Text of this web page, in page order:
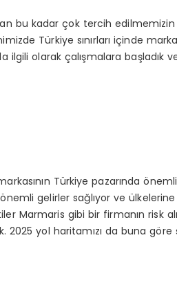
bu kadar çok tercih
Türkiye sınırları içinde
ilgili olarak çalışmalara başladık
Türkiye pazarında
gelirler sağlıyor ve
Marmaris gibi bir firmanın risk
2025 yol haritamızı da buna göre